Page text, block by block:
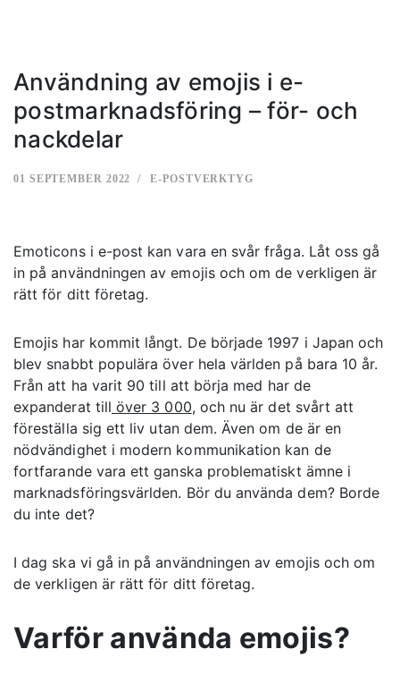
Användning av emojis i e-
postmarknadsföring – för- och
nackdelar
01 SEPTEMBER 2022 E-POSTVERKTYG
Emoticons i e-post kan vara en svår fråga. Låt oss gå
in på användningen av emojis och om de verkligen är
rätt för ditt företag.
Emojis har kommit långt. De började 1997 i Japan och
blev snabbt populära över hela världen på bara 10 år.
Från att ha varit 90 till att börja med har de
expanderat till över 3 000, och nu är det svårt att
föreställa sig ett liv utan dem. Även om de är en
nödvändighet i modern kommunikation kan de
fortfarande vara ett ganska problematiskt ämne i
marknadsföringsvärlden. Bör du använda dem? Borde
du inte det?
I dag ska vi gå in på användningen av emojis och om
de verkligen är rätt för ditt företag.
Varför använda emojis?